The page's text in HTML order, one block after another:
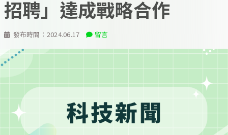
發布時間： 2024.06.17 留言
招聘」達成戰略合作